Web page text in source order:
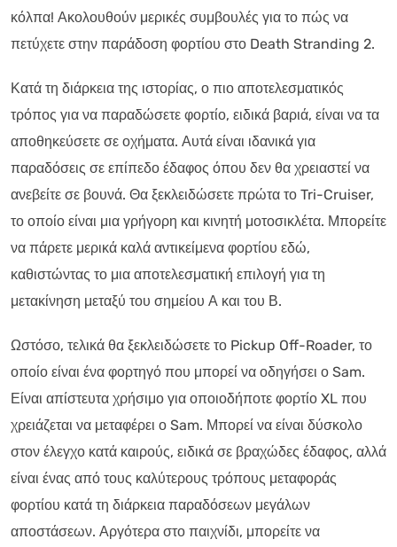
κόλπα! Ακολουθούν μερικές συμβουλές για το πώς να
πετύχετε στην παράδοση φορτίου στο Death Stranding 2.
Κατά τη διάρκεια της ιστορίας, ο πιο αποτελεσματικός
τρόπος για να παραδώσετε φορτίο, ειδικά βαριά, είναι να τα
αποθηκεύσετε σε οχήματα. Αυτά είναι ιδανικά για
παραδόσεις σε επίπεδο έδαφος όπου δεν θα χρειαστεί να
ανεβείτε σε βουνά. Θα ξεκλειδώσετε πρώτα το Tri-Cruiser,
το οποίο είναι μια γρήγορη και κινητή μοτοσικλέτα. Μπορείτε
να πάρετε μερικά καλά αντικείμενα φορτίου εδώ,
καθιστώντας το μια αποτελεσματική επιλογή για τη
μετακίνηση μεταξύ του σημείου Α και του Β.
Ωστόσο, τελικά θα ξεκλειδώσετε το Pickup Off-Roader, το
οποίο είναι ένα φορτηγό που μπορεί να οδηγήσει ο Sam.
Είναι απίστευτα χρήσιμο για οποιοδήποτε φορτίο XL που
χρειάζεται να μεταφέρει ο Sam. Μπορεί να είναι δύσκολο
στον έλεγχο κατά καιρούς, ειδικά σε βραχώδες έδαφος, αλλά
είναι ένας από τους καλύτερους τρόπους μεταφοράς
φορτίου κατά τη διάρκεια παραδόσεων μεγάλων
αποστάσεων. Αργότερα στο παιχνίδι, μπορείτε να